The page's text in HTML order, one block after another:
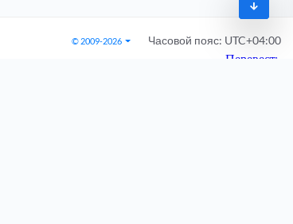
© 2009-2026 Часовой пояс: UTC+04:00